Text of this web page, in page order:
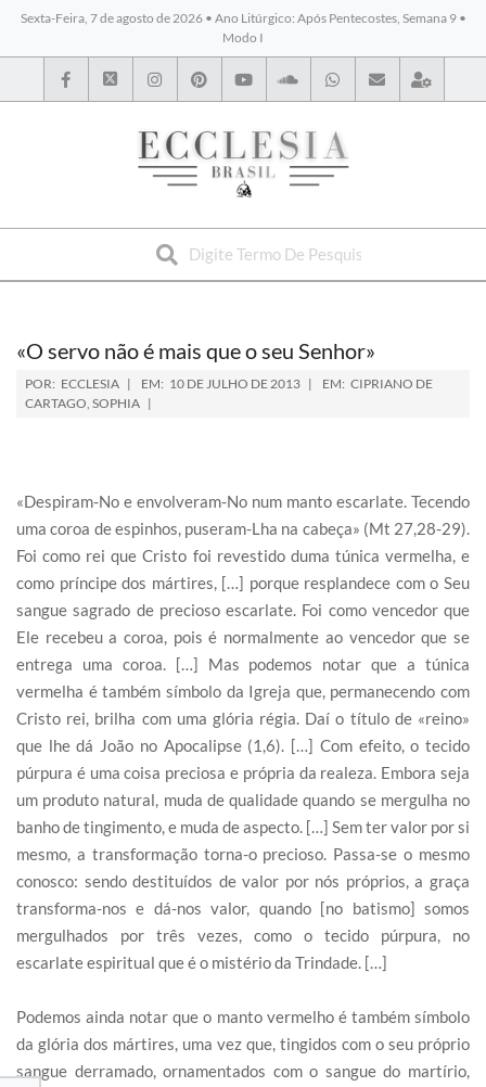
Sexta-Feira, 7 de agosto de 2026 • Ano Litúrgico: Após Pentecostes, Semana 9 •
Modo I
BYBLOS
«O servo não é mais que o seu Senhor»
POR: ECCLESIA EM: 10 DE JULHO DE 2013 EM: CIPRIANO DE
CARTAGO, SOPHIA
«Despiram-No e envolveram-No num manto escarlate. Tecendo
uma coroa de espinhos, puseram-Lha na cabeça» (Mt 27,28-29).
Foi como rei que Cristo foi revestido duma túnica vermelha, e
como príncipe dos mártires, […] porque resplandece com o Seu
sangue sagrado de precioso escarlate. Foi como vencedor que
Ele recebeu a coroa, pois é normalmente ao vencedor que se
entrega uma coroa. […] Mas podemos notar que a túnica
vermelha é também símbolo da Igreja que, permanecendo com
Cristo rei, brilha com uma glória régia. Daí o título de «reino»
que lhe dá João no Apocalipse (1,6). […] Com efeito, o tecido
púrpura é uma coisa preciosa e própria da realeza. Embora seja
um produto natural, muda de qualidade quando se mergulha no
banho de tingimento, e muda de aspecto. […] Sem ter valor por si
mesmo, a transformação torna-o precioso. Passa-se o mesmo
conosco: sendo destituídos de valor por nós próprios, a graça
transforma-nos e dá-nos valor, quando [no batismo] somos
mergulhados por três vezes, como o tecido púrpura, no
escarlate espiritual que é o mistério da Trindade. […]
Podemos ainda notar que o manto vermelho é também símbolo
da glória dos mártires, uma vez que, tingidos com o seu próprio
sangue derramado, ornamentados com o sangue do martírio,